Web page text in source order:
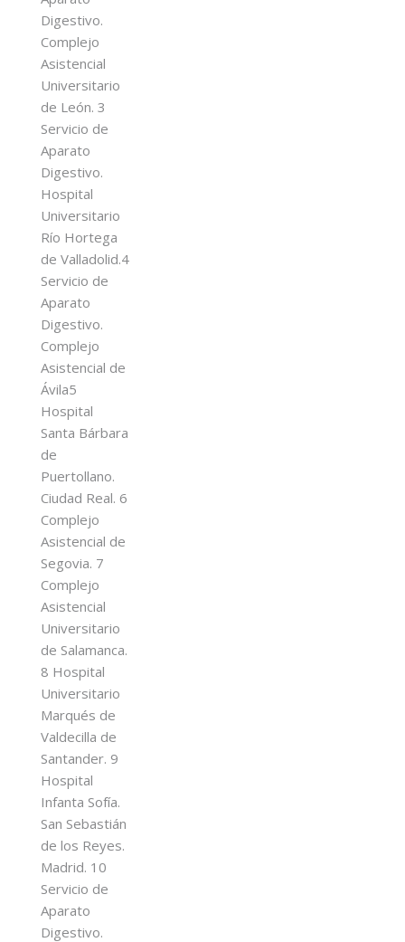
Digestivo.
Complejo
Asistencial
Universitario
de León. 3
Servicio de
Aparato
Digestivo.
Hospital
Universitario
Río Hortega
de Valladolid.4
Servicio de
Aparato
Digestivo.
Complejo
Asistencial de
Ávila5
Hospital
Santa Bárbara
de
Puertollano.
Ciudad Real. 6
Complejo
Asistencial de
Segovia. 7
Complejo
Asistencial
Universitario
de Salamanca.
8 Hospital
Universitario
Marqués de
Valdecilla de
Santander. 9
Hospital
Infanta Sofía.
San Sebastián
de los Reyes.
Madrid. 10
Servicio de
Aparato
Digestivo.